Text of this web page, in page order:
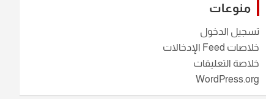
منوعات
تسجيل الدخول
خلاصات Feed الإدخالات
خلاصة التعليقات
WordPress.org